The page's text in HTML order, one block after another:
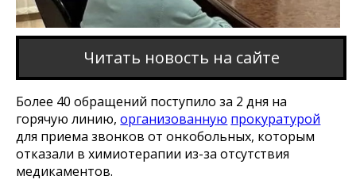
Читать новость на сайте
Более 40 обращений поступило за 2 дня на
горячую линию,организованную прокуратурой
для приема звонков от онкобольных, которым
отказали в химиотерапии из-за отсутствия
медикаментов.